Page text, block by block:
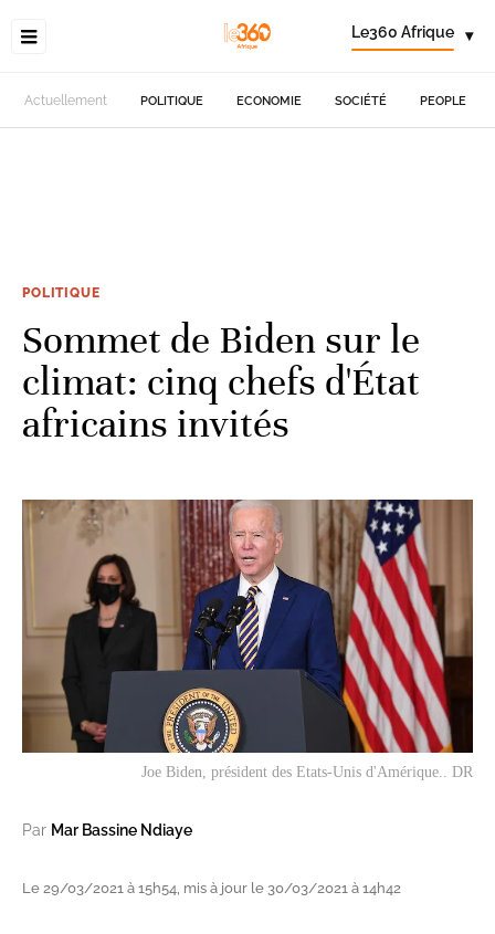
Le360 Afrique ▾
Actuellement POLITIQUE ECONOMIE SOCIÉTÉ PEOPLE
POLITIQUE
Sommet de Biden sur le
climat: cinq chefs d'État
africains invités
Joe Biden, président des Etats-Unis d'Amérique.. DR
Par Mar Bassine Ndiaye
Le 29/03/2021 à 15h54, mis à jour le 30/03/2021 à 14h42